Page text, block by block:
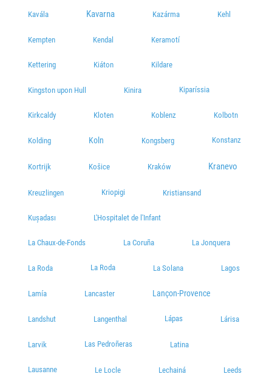
Kavála Kavarna Kazárma Kehl
Kempten Kendal Keramotí
Kettering Kiáton Kildare
Kingston upon Hull Kinira Kiparíssia
Kirkcaldy Kloten Koblenz Kolbotn
Kolding Koln Kongsberg Konstanz
Kortrijk Košice Kraków Kranevo
Kreuzlingen Kriopigi Kristiansand
Kușadası L'Hospitalet de l'Infant
La Chaux-de-Fonds La Coruña La Jonquera
La Roda La Roda La Solana Lagos
Lamía Lancaster Lançon-Provence
Landshut Langenthal Lápas Lárisa
Larvik Las Pedroñeras Latina
Lausanne Le Locle Lechainá Leeds